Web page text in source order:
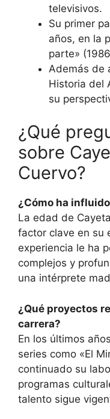
televisivos.
Su primer
años, en la
parte»
Además de
Historia del
su
¿Qué
sobre
Cuervo?
¿Cómo ha
La edad de
factor clave en su
experiencia le ha
complejos y
una intérprete
¿Qué proyectos
carrera?
En los últimos
series como «El
continuado su
programas
talento sigue